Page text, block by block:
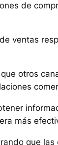
de
ventas
otros
más
que